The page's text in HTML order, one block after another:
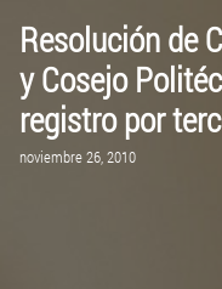
Resolución de
y Cosejo
registro por
noviembre 26, 2010